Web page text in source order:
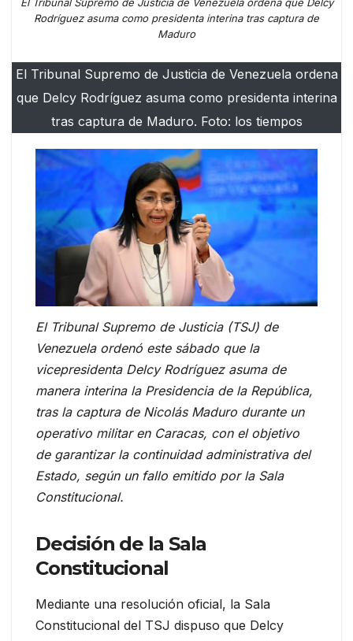
El Tribunal Supremo de Justicia de Venezuela ordena que Delcy
Rodríguez asuma como presidenta interina tras captura de
Maduro
El Tribunal Supremo de Justicia de Venezuela ordena
que Delcy Rodríguez asuma como presidenta interina
tras captura de Maduro. Foto: los tiempos
El Tribunal Supremo de Justicia (TSJ) de
Venezuela ordenó este sábado que la
vicepresidenta Delcy Rodríguez asuma de
manera interina la Presidencia de la República,
tras la captura de Nicolás Maduro durante un
operativo militar en Caracas, con el objetivo
de garantizar la continuidad administrativa del
Estado, según un fallo emitido por la Sala
Constitucional.
Decisión de la Sala
Constitucional
Mediante una resolución oficial, la Sala
Constitucional del TSJ dispuso que Delcy